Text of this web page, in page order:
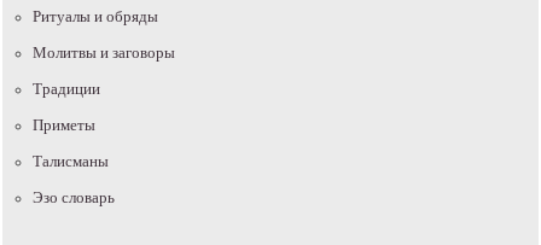
Ритуалы и обряды
Молитвы и заговоры
Традиции
Приметы
Талисманы
Эзо словарь